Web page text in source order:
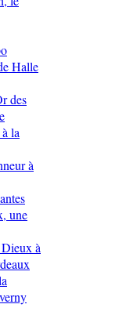
Halle
des
la
à
une
à